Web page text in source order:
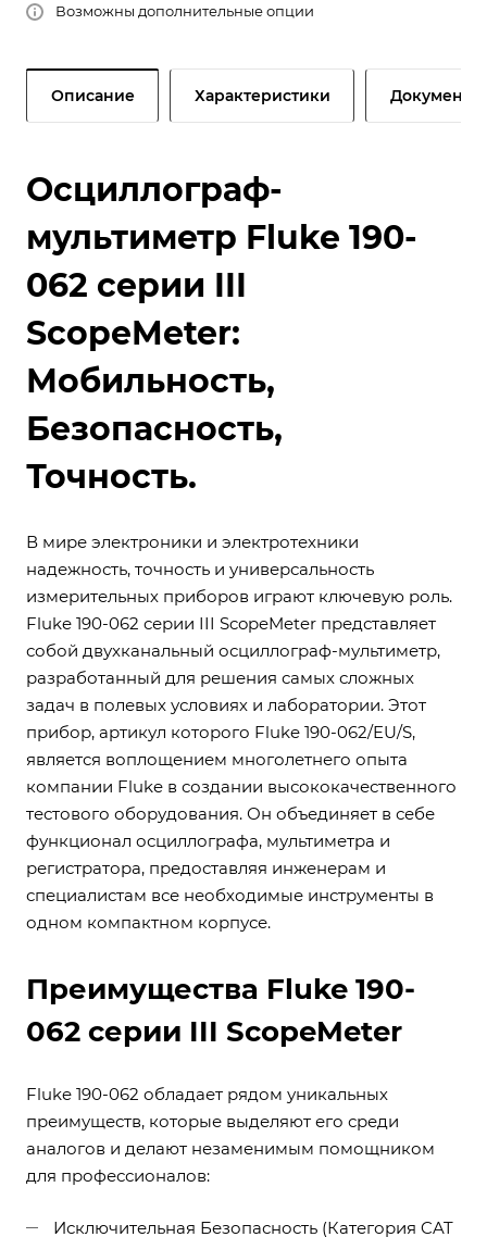
Возможны дополнительные опции
Описание Характеристики Документы
Осциллограф-
мультиметр Fluke 190-
062 серии III
ScopeMeter:
Мобильность,
Безопасность,
Точность.
В мире электроники и электротехники
надежность, точность и универсальность
измерительных приборов играют ключевую роль.
Fluke 190-062 серии III ScopeMeter представляет
собой двухканальный осциллограф-мультиметр,
разработанный для решения самых сложных
задач в полевых условиях и лаборатории. Этот
прибор, артикул которого Fluke 190-062/EU/S,
является воплощением многолетнего опыта
компании Fluke в создании высококачественного
тестового оборудования. Он объединяет в себе
функционал осциллографа, мультиметра и
регистратора, предоставляя инженерам и
специалистам все необходимые инструменты в
одном компактном корпусе.
Преимущества Fluke 190-
062 серии III ScopeMeter
Fluke 190-062 обладает рядом уникальных
преимуществ, которые выделяют его среди
аналогов и делают незаменимым помощником
для профессионалов:
Исключительная Безопасность (Категория CAT